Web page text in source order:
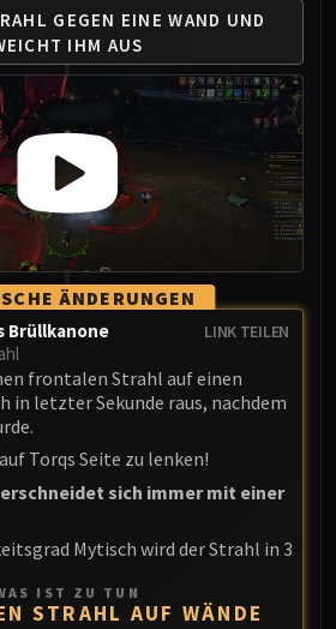
Diurna
Raszageth
CITADEL
Lord Marrowgar
Deathwhisper
Gunship Battle
Saurfang
Festergut
Rotface
Putricide
Prince Council
Queen Lana'thel
Dreamwalker
Sindragosa
The Lich King
Halion
THE CRUSADER
Northrend Beasts
Lord Jaraxxus
GEGEN EINE WAND UND
IHM AUS
ÄNDERUNGEN
LINK TEILEN
Brüllkanone
frontalen Strahl auf einen
in letzter Sekunde raus, nachdem
Torqs Seite zu lenken!
sich immer mit einer
Mytisch wird der Strahl in 3
IST ZU TUN
STRAHL AUF WÄNDE